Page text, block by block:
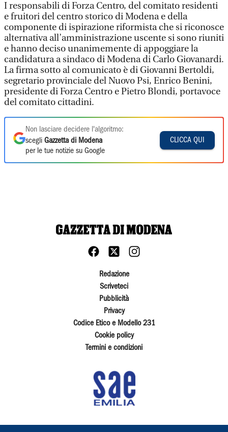
I responsabili di Forza Centro, del comitato residenti
e fruitori del centro storico di Modena e della
componente di ispirazione riformista che si riconosce
alternativa all’amministrazione uscente si sono riuniti
e hanno deciso unanimemente di appoggiare la
candidatura a sindaco di Modena di Carlo Giovanardi.
La firma sotto al comunicato è di Giovanni Bertoldi,
segretario provinciale del Nuovo Psi, Enrico Benini,
presidente di Forza Centro e Pietro Blondi, portavoce
del comitato cittadini.
Non lasciare decidere l'algoritmo:
scegli Gazzetta di Modena
per le tue notizie su Google
CLICCA QUI
Redazione
Scriveteci
Pubblicità
Privacy
Codice Etico e Modello 231
Cookie policy
Termini e condizioni